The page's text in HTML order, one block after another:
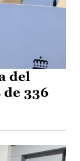
del
de 336